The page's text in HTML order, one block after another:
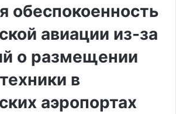
обеспокоенность
авиации из-за
о размещении
в
аэропортах